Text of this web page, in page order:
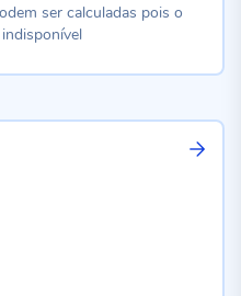
ser calculadas pois o